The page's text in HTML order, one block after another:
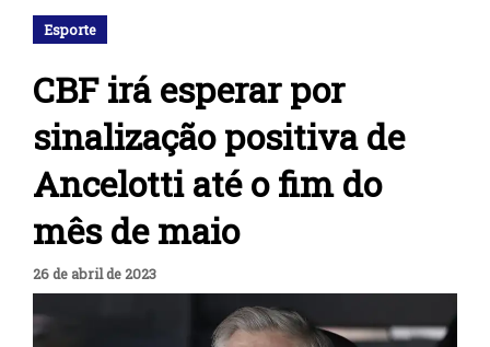
Esporte
CBF irá esperar por
sinalização positiva de
Ancelotti até o fim do
mês de maio
26 de abril de 2023